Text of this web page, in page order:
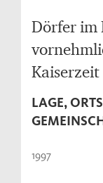
Dörfer im
Kaiserzeit
LAGE,
1997